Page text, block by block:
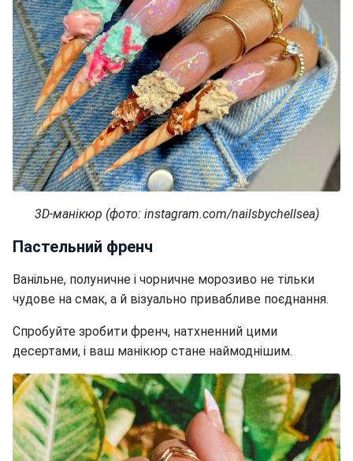
3D-манікюр (фото: instagram.com/nailsbychellsea)
Пастельний френч
Ванільне, полуничне і чорничне морозиво не тільки
чудове на смак, а й візуально привабливе поєднання.
Спробуйте зробити френч, натхненний цими
десертами, і ваш манікюр стане наймоднішим.